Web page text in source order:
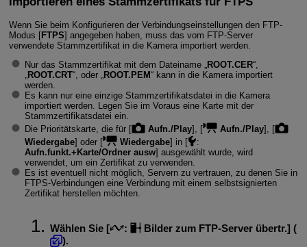
Wenn Sie beim Konfigurieren der Verbindungseinstellungen den FTP-
Modus [FTPS] angegeben haben, muss das vom FTP-Server
verwendete Stammzertifikat in die Kamera importiert werden.
Nur das Stammzertifikat mit dem Dateiname „ROOT.CER“,
„ROOT.CRT“, oder „ROOT.PEM“ kann in die Kamera importiert
werden.
Es kann nur eine einzige Stammzertifikatsdatei in die Kamera
importiert werden. Legen Sie im Voraus eine Karte mit der
Stammzertifikatsdatei ein.
Die Prioritätskarte, die für [
Aufn./Play], [ Aufn./Play], [
Wiedergabe] oder [ Wiedergabe] in [
:
Aufn.funkt.+Karte/Ordner ausw] ausgewählt wurde, wird
verwendet, um ein Zertifikat zu verwenden.
Es ist eventuell nicht möglich, Servern zu vertrauen, zu denen Sie in
FTPS-Verbindungen eine Verbindung mit einem selbstsignierten
Zertifikat herstellen möchten.
Wählen Sie [ : Bilder zum FTP-Server übertr.] (
).